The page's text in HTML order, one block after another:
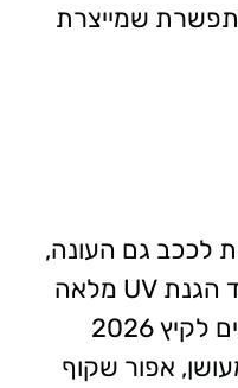
שמייצרת
לככב גם העונה,
עם מראה כמעט שקוף לצד הגנת UV מלאה
של 100%. הגוונים המובילים לקיץ 2026
אפור שקוף